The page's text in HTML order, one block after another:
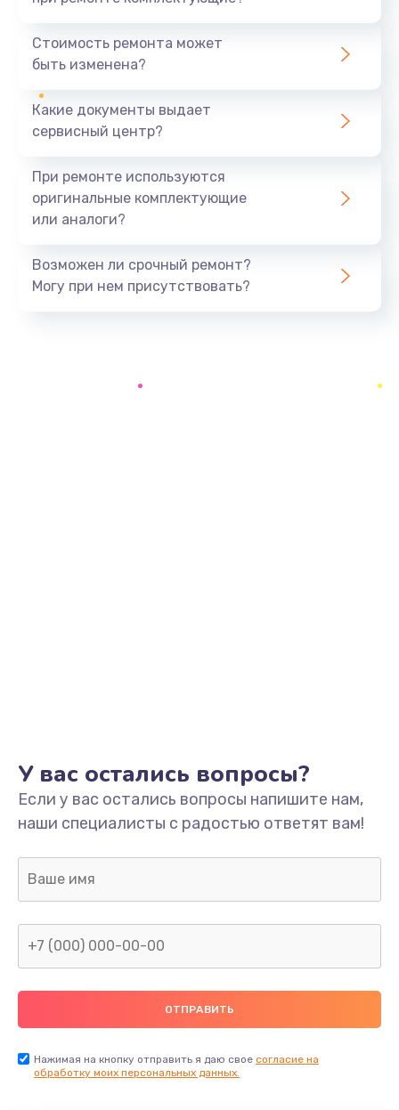
1440 руб.
Ремонт южного моста
Замена батарейки BIOS
Заказать
Замена/Pемонт карбюратора
1300 руб.
Заказать
Ремонт капиллярной трубки
400 руб.
Заказать
Стоимость ремонта может
быть изменена?
Какие документы выдает
сервисный центр?
При ремонте используются
оригинальные комплектующие
или аналоги?
Возможен ли срочный ремонт?
Могу при нем присутствовать?
У вас остались вопросы?
Если у вас остались вопросы напишите нам,
наши специалисты с радостью ответят вам!
Нажимая на кнопку отправить я даю свое согласие на
обработку моих персональных данных.